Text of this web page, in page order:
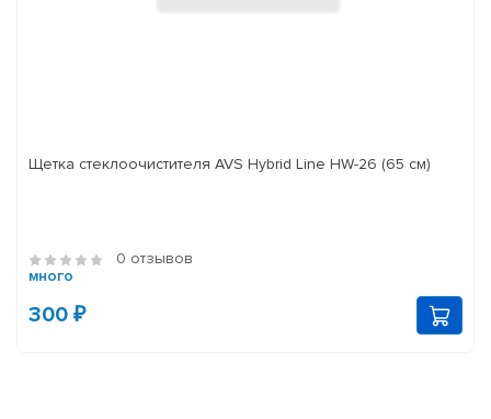
Щетка стеклоочистителя AVS Hybrid Line HW-26 (65 см)
0 отзывов
много
300 ₽